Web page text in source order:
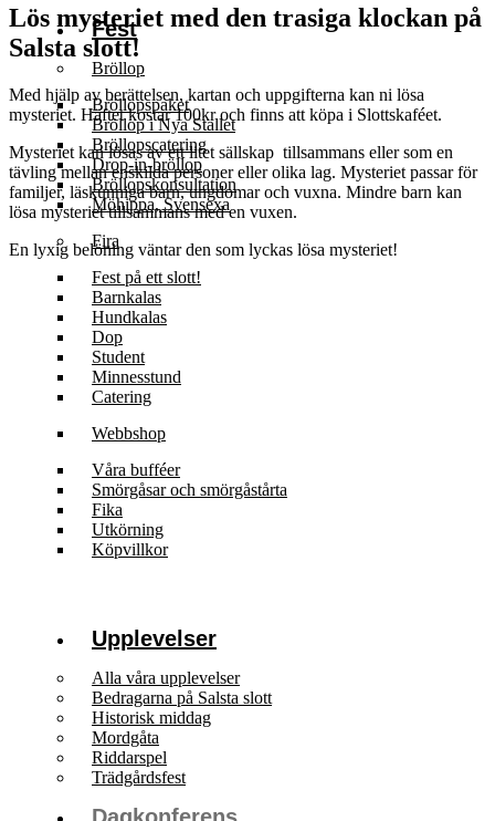
Fest
Bröllop
Bröllopspaket
Bröllop i Nya Stallet
Bröllopscatering
Drop-in-bröllop
Bröllopskonsultation
Möhippa, Svensexa
Fira
Fest på ett slott!
Barnkalas
Hundkalas
Dop
Student
Minnesstund
Catering
Webbshop
Våra bufféer
Smörgåsar och smörgåstårta
Fika
Utkörning
Köpvillkor
Upplevelser
Alla våra upplevelser
Bedragarna på Salsta slott
Historisk middag
Mordgåta
Riddarspel
Trädgårdsfest
Lös mysteriet med den trasiga klockan på
Salsta slott!
Med hjälp av berättelsen, kartan och uppgifterna kan ni lösa
mysteriet. Häftet kostar 100kr och finns att köpa i Slottskaféet.
Mysteriet kan lösas av ett litet sällskap tillsammans eller som en
tävling mellan enskilda personer eller olika lag. Mysteriet passar för
familjer, läskunniga barn, ungdomar och vuxna. Mindre barn kan
lösa mysteriet tillsammans med en vuxen.
En lyxig belöning väntar den som lyckas lösa mysteriet!